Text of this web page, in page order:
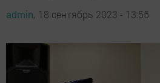
admin, 18 сентябрь 2023 - 13:55